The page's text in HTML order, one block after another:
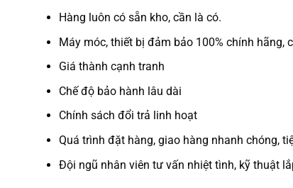
Hàng luôn có sẵn kho, cần là có.
Máy móc, thiết bị đảm bảo 100% chính
Giá thành cạnh tranh
Chế độ bảo hành lâu dài
Chính sách đổi trả linh hoạt
Quá trình đặt hàng, giao hàng nhanh chóng,
Đội ngũ nhân viên tư vấn nhiệt tình, kỹ thuật